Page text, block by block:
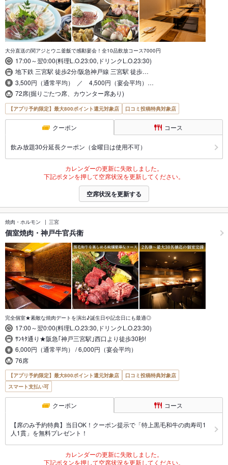
大分直送の関アジとウニ釜飯で感動宴会！全10品飲放コース7000円
17:00～翌0:00(料理L.O.23:00,ドリンクL.O.23:30)
地下鉄 三宮駅 徒歩2分/阪急神戸線 三宮駅 徒歩…
3,500円（通常平均） ／ 4,500円（宴会平均）…
72席(掘りごたつ席、カウンター席あり)
【アプリ予約限定】最大800ポイント還元対象店 口コミ投稿特典対象店
クーポン コース
飲み放題30分延長クーポン（金曜日は使用不可）
カレンダーの更新に失敗しました。
下記ボタンを押して空席状況を更新してください。
空席状況を更新する
焼肉・ホルモン 三宮
個室焼肉・神戸牛官兵衛
完全個室★素敵な焼肉デートを演出♪誕生日や記念日にも最適◎
17:00～翌0:00(料理L.O.23:30,ドリンクL.O.23:30)
ｻﾝｷﾀ通り★阪急｢神戸三宮駅｣西口より徒歩30秒!
6,000円（通常平均） / 6,000円（宴会平均）
76席
【アプリ予約限定】最大800ポイント還元対象店
口コミ投稿特典対象店
スマート支払い可
クーポン コース
【席のみ予約特典】当日OK！クーポン提示で「特上黒毛和牛の肉寿司1
人1貫」を無料プレゼント！
カレンダーの更新に失敗しました。
下記ボタンを押して空席状況を更新してください。